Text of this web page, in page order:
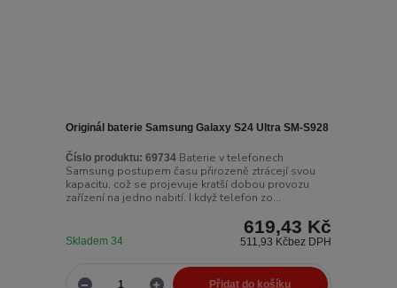
Originál baterie Samsung Galaxy S24 Ultra SM-S928
Číslo produktu: 69734Baterie v telefonech
Samsung postupem času přirozeně ztrácejí svou
kapacitu, což se projevuje kratší dobou provozu
zařízení na jedno nabití. I když telefon zo...
619,43 Kč
511,93 Kčbez DPH
Skladem 34
Přidat do košíku